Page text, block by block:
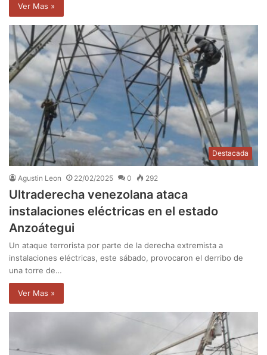
Ver Mas »
Destacada
Agustin Leon 22/02/2025 0 292
Ultraderecha venezolana ataca
instalaciones eléctricas en el estado
Anzoátegui
Un ataque terrorista por parte de la derecha extremista a
instalaciones eléctricas, este sábado, provocaron el derribo de
una torre de…
Ver Mas »